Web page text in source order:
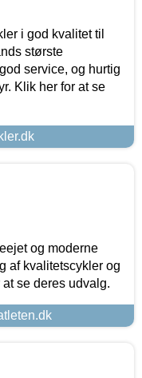
i god kvalitet til
største
service, og hurtig
Klik her for at se
og moderne
af kvalitetscykler og
se deres udvalg.